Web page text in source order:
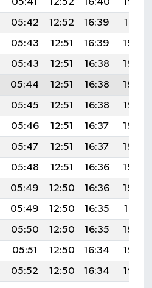
05:42 12:52 16:39
19:51
05:43 12:51 16:39
19:50
05:43 12:51 16:38
19:49
05:44 12:51 16:38
19:48
05:45 12:51 16:38
19:47
05:46 12:51 16:37
19:46
05:47 12:51 16:37
19:45
05:48 12:51 16:36
19:43
05:49 12:50 16:36
19:42
05:49 12:50 16:35
19:41
05:50 12:50 16:35
19:40
05:51 12:50 16:34
19:38
05:52 12:50 16:34
19:37